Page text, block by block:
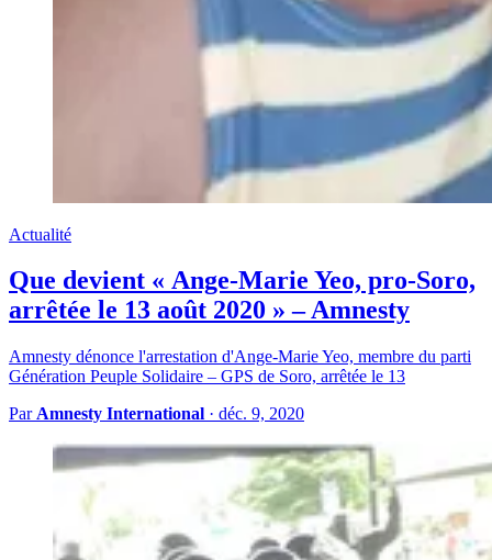
Actualité
Que devient « Ange-Marie Yeo, pro-Soro,
arrêtée le 13 août 2020 » – Amnesty
Amnesty dénonce l'arrestation d'Ange-Marie Yeo, membre du parti
Génération Peuple Solidaire – GPS de Soro, arrêtée le 13
Par Amnesty International · déc. 9, 2020